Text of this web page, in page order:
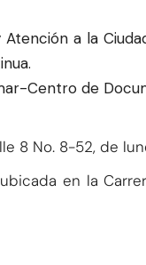
a la
Centro de
8 No. 8-52, de
en la